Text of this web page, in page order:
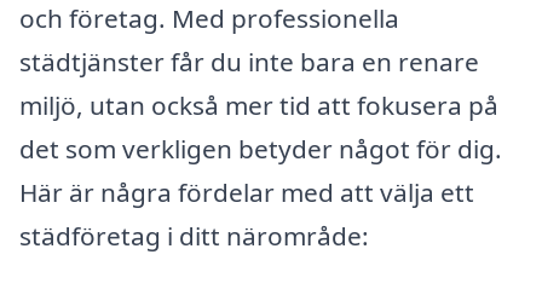
och företag. Med professionella
städtjänster får du inte bara en renare
miljö, utan också mer tid att fokusera på
det som verkligen betyder något för dig.
Här är några fördelar med att välja ett
städföretag i ditt närområde: